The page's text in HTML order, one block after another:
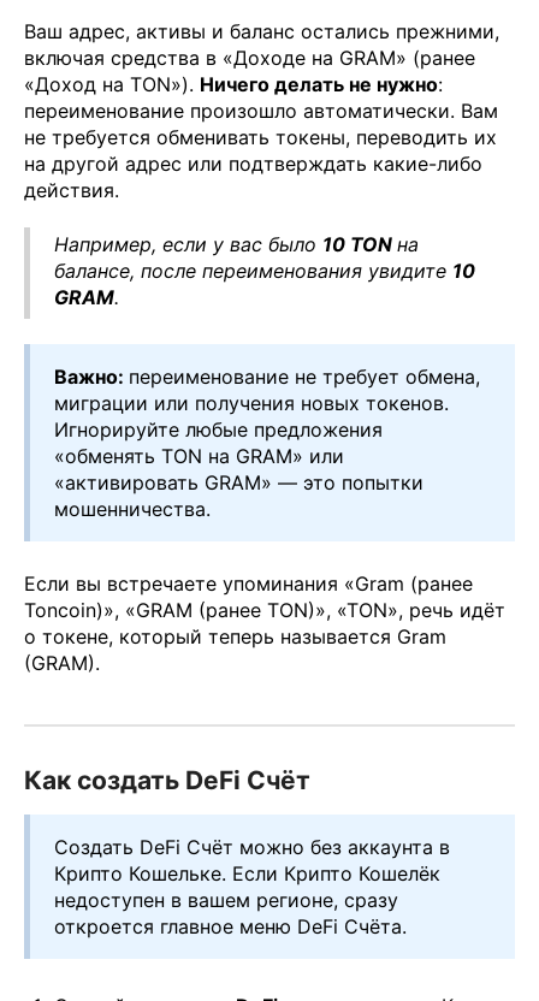
Ваш адрес, активы и баланс остались прежними,
включая средства в «Доходе на GRAM» (ранее
«Доход на TON»). Ничего делать не нужно:
переименование произошло автоматически. Вам
не требуется обменивать токены, переводить их
на другой адрес или подтверждать какие-либо
действия.
Например, если у вас было 10 TON на
балансе, после переименования увидите 10
GRAM.
Важно: переименование не требует обмена,
миграции или получения новых токенов.
Игнорируйте любые предложения
«обменять TON на GRAM» или
«активировать GRAM» — это попытки
мошенничества.
Если вы встречаете упоминания «Gram (ранее
Toncoin)», «GRAM (ранее TON)», «TON», речь идёт
о токене, который теперь называется Gram
(GRAM).
Как создать DeFi Счёт
Создать DeFi Счёт можно без аккаунта в
Крипто Кошельке. Если Крипто Кошелёк
недоступен в вашем регионе, сразу
откроется главное меню DeFi Счёта.